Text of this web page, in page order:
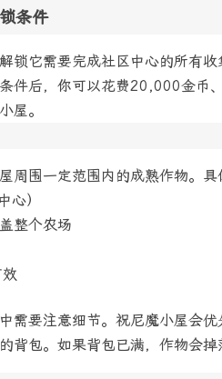
条件
锁它需要完成社区中心的所有
件后，你可以花费20,000金币
屋。
周围一定范围内的成熟作物。具
心）
整个农场
需要注意细节。祝尼魔小屋会
背包。如果背包已满，作物会掉